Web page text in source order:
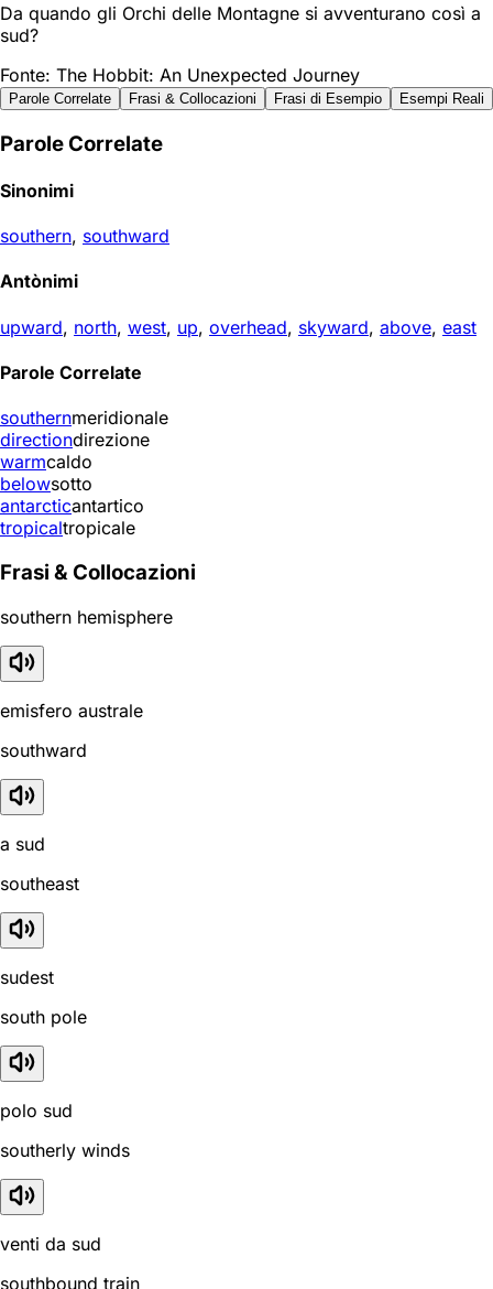
Da quando gli Orchi delle Montagne si avventurano così a
sud?
Fonte: The Hobbit: An Unexpected Journey
Parole Correlate Frasi & Collocazioni Frasi di Esempio Esempi Reali
Parole Correlate
Sinonimi
southern, southward
Antònimi
upward, north, west, up, overhead, skyward, above, east
Parole Correlate
southernmeridionale
directiondirezione
warmcaldo
belowsotto
antarcticantartico
tropicaltropicale
Frasi & Collocazioni
southern hemisphere
emisfero australe
southward
a sud
southeast
sudest
south pole
polo sud
southerly winds
venti da sud
southbound train